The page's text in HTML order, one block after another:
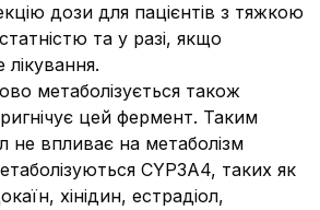
дози для пацієнтів з тяжкою
та у разі, якщо
метаболізується також
цей фермент. Таким
не впливає на метаболізм
CYP3A4, таких як
хінідин, естрадіол,